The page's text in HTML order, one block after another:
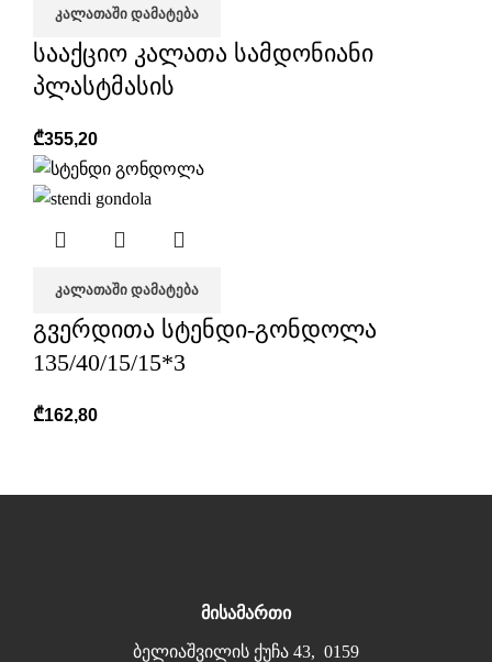
ᲙᲐᲚᲐᲗᲐᲨᲘ ᲓᲐᲛᲐᲢᲔᲑᲐ
სააქციო კალათა სამდონიანი
პლასტმასის
₾355,20
ᲙᲐᲚᲐᲗᲐᲨᲘ ᲓᲐᲛᲐᲢᲔᲑᲐ
გვერდითა სტენდი-გონდოლა
135/40/15/15*3
₾162,80
მისამართი
ბელიაშვილის ქუჩა 43, 0159